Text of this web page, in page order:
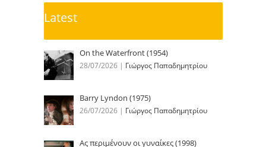
Latest
On the Waterfront (1954)
28/07/2026 | Γιώργος Παπαδημητρίου
Barry Lyndon (1975)
26/07/2026 | Γιώργος Παπαδημητρίου
Ας περιμένουν οι γυναίκες (1998)